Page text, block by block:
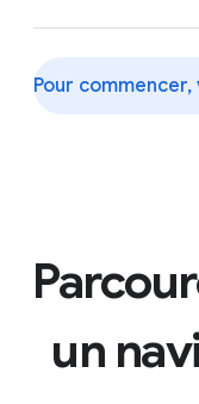
Pour
un